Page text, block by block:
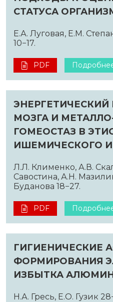
СТАТУСА
Е.А. Луговая, Е.М.
10−17.
PDF
МОЗГА И
ГОМЕОСТАЗ В
ИШЕМИЧЕСКОГО
Л.Л. Клименко, А.В.
Савостина, А.Н.
Буданова 18−27.
PDF
ГИГИЕНИЧЕСКИЕ
ФОРМИРОВАНИЯ
ИЗБЫТКА
Н.А. Гресь, Е.О. Гузик